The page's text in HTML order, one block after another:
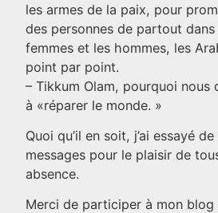
les armes de la paix, pour
des personnes de partout
femmes et les hommes, les
point par point.
– Tikkum Olam, pourquoi nous
à «réparer le monde. »
Quoi qu’il en soit, j’ai essayé
messages pour le plaisir de
absence.
Merci de participer à mon blog